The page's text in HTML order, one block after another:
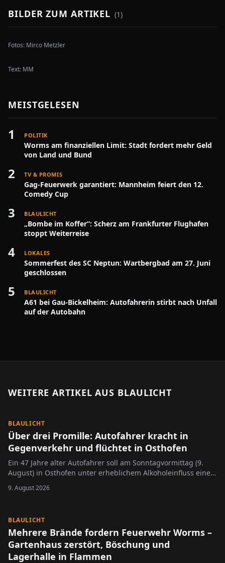
BILDER ZUM ARTIKEL (1)
Fotos: Mirco Metzler
Text: MM
MEISTGELESEN
1 POLITIK
Worms am finanziellen Limit: Stadt fordert mehr Geld
von Land und Bund
2 TV & PROMIS
Gag-Feuerwerk garantiert: Mannheim feiert den 12.
Comedy Cup
3 BLAULICHT
„Bombe im Koffer“: Scherz am Frankfurter Flughafen
stoppt Weiterreise
4 LOKALES
Sommerfest des SC Neptun: Wartbergbad am 27. Juni
geschlossen
5 BLAULICHT
A61 bei Gau-Bickelheim: Autofahrerin stirbt nach Unfall
auf der Autobahn
WEITERE ARTIKEL AUS BLAULICHT
BLAULICHT
Über drei Promille: Autofahrer kracht in
Gegenverkehr und flüchtet in Osthofen
Ein 47 Jahre alter Autofahrer soll am Sonntagvormittag (9.
August) in Osthofen unter erheblichem Alkoholeinfluss einen
9. August 2026
BLAULICHT
Mehrere Brände fordern Feuerwehr Worms –
Gartenhaus zerstört, Böschung und
Lagerhalle in Flammen